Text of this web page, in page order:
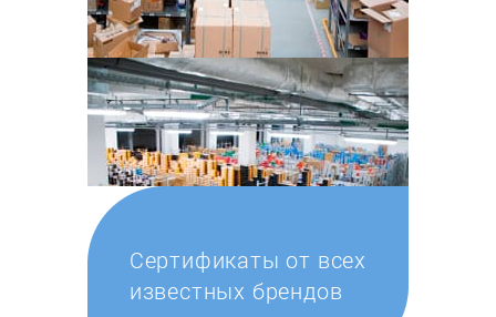
Сертификаты от всех
известных брендов